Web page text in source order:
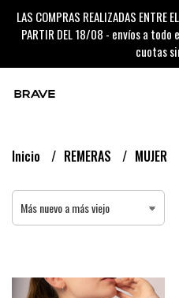
LAS COMPRAS REALIZADAS ENTRE
PARTIR DEL 18/08 - envíos a
cuotas
Inicio REMERAS MUJER